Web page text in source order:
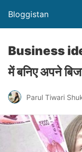
Bloggistan
Business
में बनिए अपने
Parul Tiwari